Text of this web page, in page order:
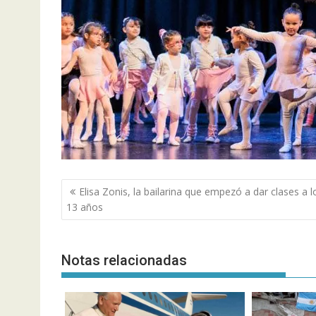
Navegación
de
entradas
Elisa Zonis, la bailarina que empezó a dar clases a
13 años
Notas relacionadas